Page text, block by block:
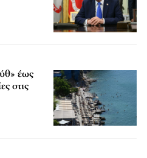
έως
στις